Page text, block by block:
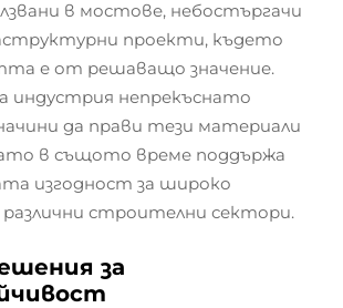
в мостове, небостъргачи
проекти, където
е от решаващо значение.
индустрия непрекъснато
да прави тези материали
в същото време поддържа
изгодност за широко
различни строителни сектори.
за